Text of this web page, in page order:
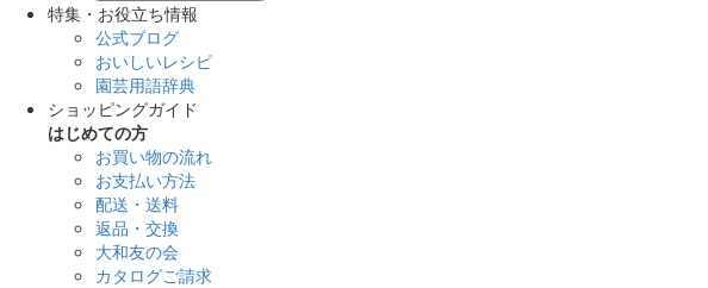
特集・お役立ち情報
公式ブログ
おいしいレシピ
園芸用語辞典
ショッピングガイド
はじめての方
お買い物の流れ
お支払い方法
配送・送料
返品・交換
大和友の会
カタログご請求